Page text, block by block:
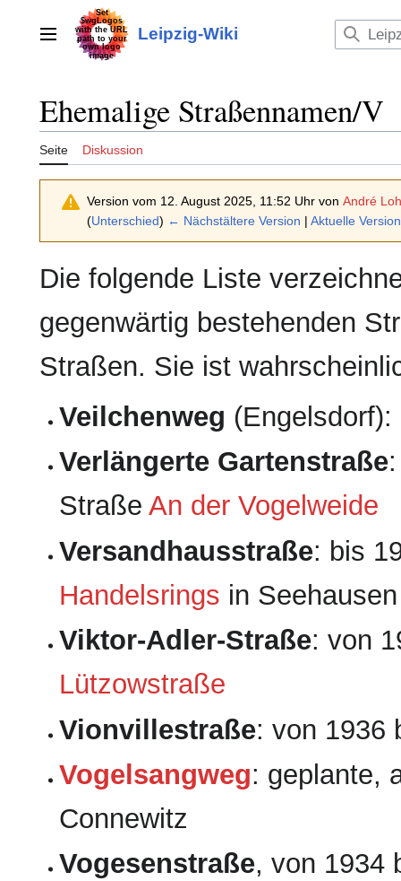
Inhalt
HauptmenüLeipzig-Wiki
Ehemalige Straßennamen/V
Seite Diskussion
Version vom 12. August 2025, 11:52 Uhr von André
(Unterschied) ← Nächstältere Version | Aktuelle Version
Die folgende Liste
gegenwärtig bestehenden
Straßen. Sie ist
Veilchenweg
Verlängerte Gartenstraße
StraßeAn der Vogelweide
Versandhausstraße: bis
Handelsrings in Seehausen
Viktor-Adler-Straße: von
Lützowstraße
Vionvillestraße: von 1936
Vogelsangweg: geplante,
Connewitz
Vogesenstraße, von 1934